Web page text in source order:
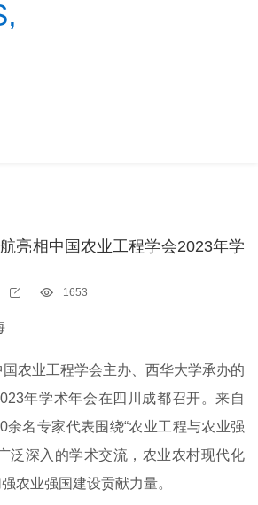
亮相中国农业工程学会2023年学
1653
农业工程学会主办、西华大学承办的
年学术年会在四川成都召开。来自
余名专家代表围绕“农业工程与农业强
泛深入的学术交流，农业农村现代化
农业强国建设贡献力量。